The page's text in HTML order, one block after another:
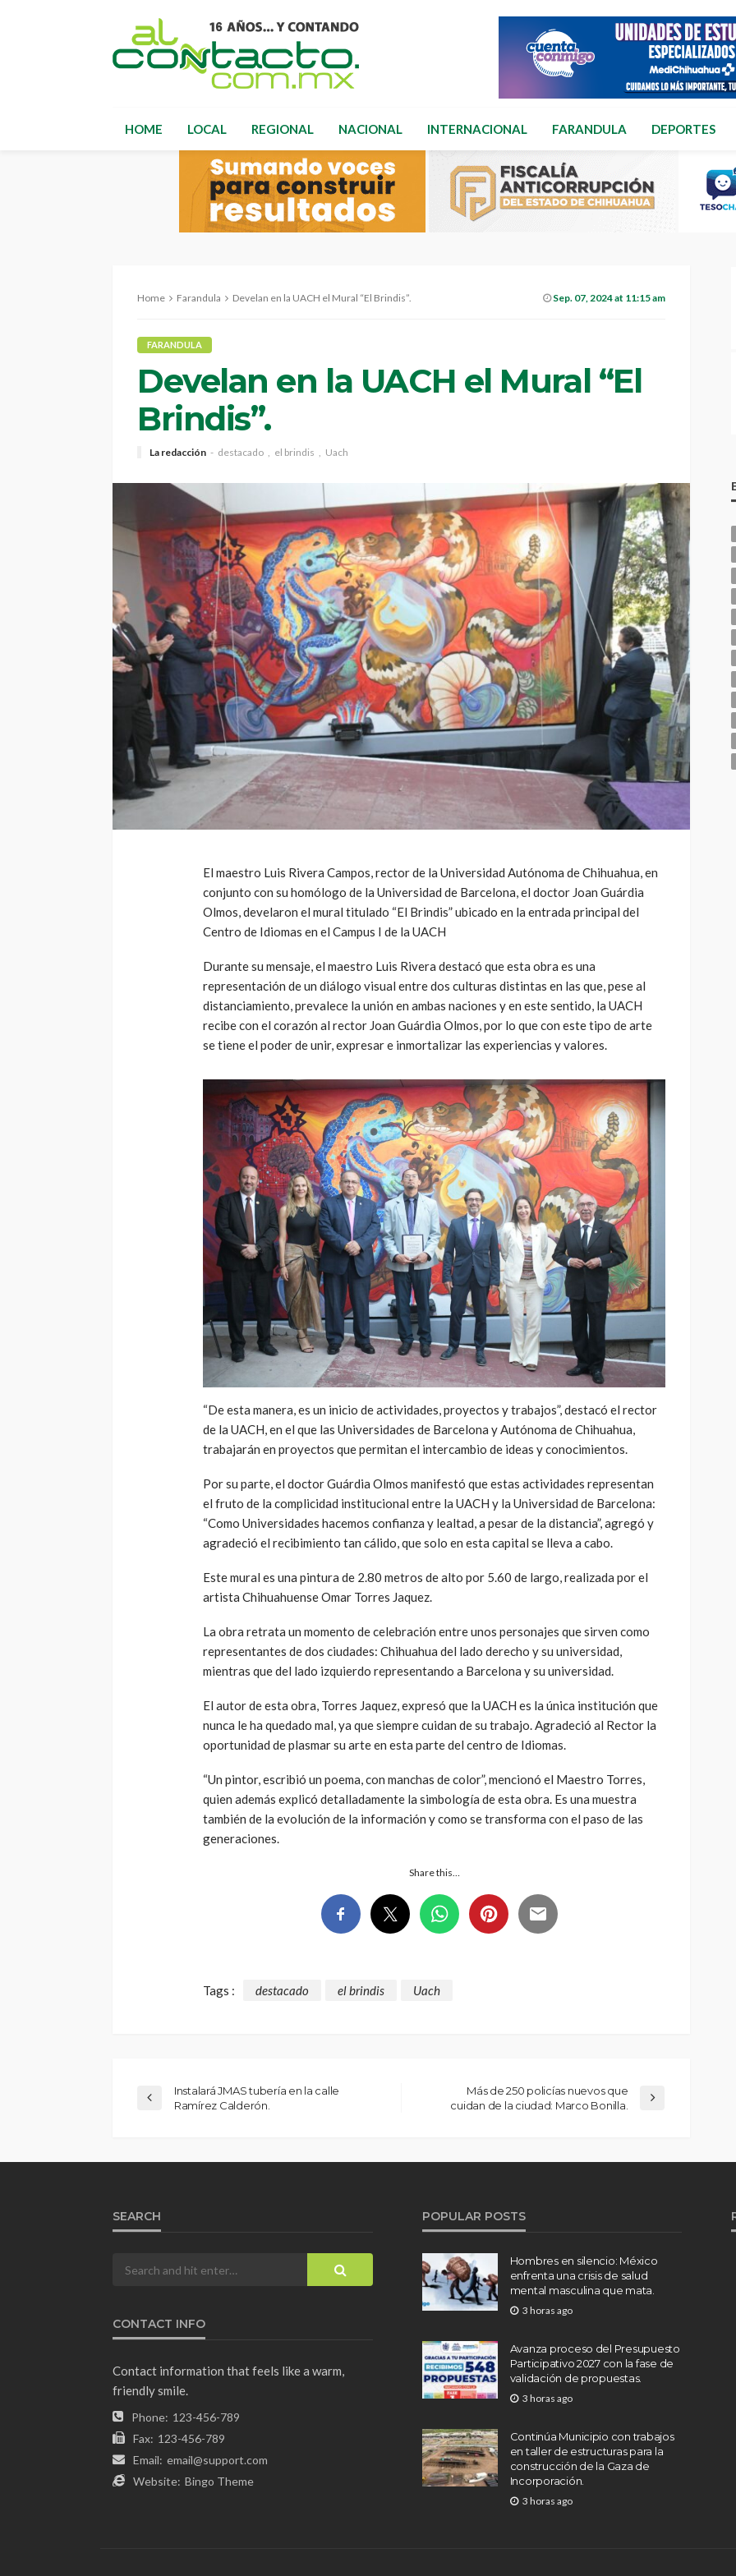
HOME LOCAL REGIONAL NACIONAL INTERNACIONAL FARANDULA DEPORTES
Home Farandula Develan en la UACH el Mural “El Brindis”. Sep. 07, 2024 at 11:15 am
FARANDULA
Develan en la UACH el Mural “El
Brindis”.
La redacción destacado el brindis Uach
El maestro Luis Rivera Campos, rector de la Universidad Autónoma de Chihuahua, en
conjunto con su homólogo de la Universidad de Barcelona, el doctor Joan Guárdia
Olmos, develaron el mural titulado “El Brindis” ubicado en la entrada principal del
Centro de Idiomas en el Campus I de la UACH
Durante su mensaje, el maestro Luis Rivera destacó que esta obra es una
representación de un diálogo visual entre dos culturas distintas en las que, pese al
distanciamiento, prevalece la unión en ambas naciones y en este sentido, la UACH
recibe con el corazón al rector Joan Guárdia Olmos, por lo que con este tipo de arte
se tiene el poder de unir, expresar e inmortalizar las experiencias y valores.
“De esta manera, es un inicio de actividades, proyectos y trabajos”, destacó el rector
de la UACH, en el que las Universidades de Barcelona y Autónoma de Chihuahua,
trabajarán en proyectos que permitan el intercambio de ideas y conocimientos.
Por su parte, el doctor Guárdia Olmos manifestó que estas actividades representan
el fruto de la complicidad institucional entre la UACH y la Universidad de Barcelona:
“Como Universidades hacemos confianza y lealtad, a pesar de la distancia”, agregó y
agradeció el recibimiento tan cálido, que solo en esta capital se lleva a cabo.
Este mural es una pintura de 2.80 metros de alto por 5.60 de largo, realizada por el
artista Chihuahuense Omar Torres Jaquez.
La obra retrata un momento de celebración entre unos personajes que sirven como
representantes de dos ciudades: Chihuahua del lado derecho y su universidad,
mientras que del lado izquierdo representando a Barcelona y su universidad.
El autor de esta obra, Torres Jaquez, expresó que la UACH es la única institución que
nunca le ha quedado mal, ya que siempre cuidan de su trabajo. Agradeció al Rector la
oportunidad de plasmar su arte en esta parte del centro de Idiomas.
“Un pintor, escribió un poema, con manchas de color”, mencionó el Maestro Torres,
quien además explicó detalladamente la simbología de esta obra. Es una muestra
también de la evolución de la información y como se transforma con el paso de las
generaciones.
Share this…
Tags : destacado el brindis Uach
Instalará JMAS tubería en la calle
Ramírez Calderón.
Más de 250 policías nuevos que
cuidan de la ciudad: Marco Bonilla.
SEARCH
CONTACT INFO
Contact information that feels like a warm,
friendly smile.
Phone: 123-456-789
Fax: 123-456-789
Email: email@support.com
Website: Bingo Theme
POPULAR POSTS
Hombres en silencio: México
enfrenta una crisis de salud
mental masculina que mata.
3 horas ago
Avanza proceso del Presupuesto
Participativo 2027 con la fase de
validación de propuestas.
3 horas ago
Continúa Municipio con trabajos
en taller de estructuras para la
construcción de la Gaza de
Incorporación.
3 horas ago